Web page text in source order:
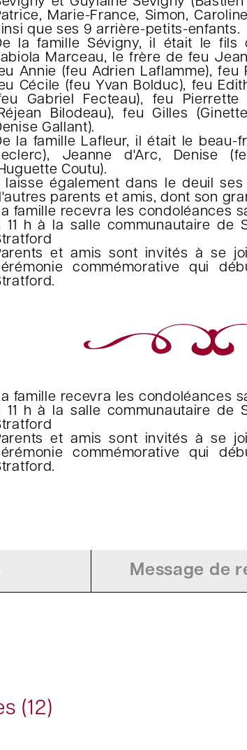
Marie-France, Simon,
que ses 9 arrière-petits-enfants.
la famille Sévigny, il était le
Marceau, le frère de feu
Annie (feu Adrien Laflamme), feu
Cécile (feu Yvan Bolduc), feu
Gabriel Fecteau), feu
Bilodeau), feu Gilles
Gallant).
la famille Lafleur, il était le beau-
Jeanne d'Arc, Denise
Coutu).
laisse également dans le deuil
parents et amis, dont son
famille recevra les condoléances
11 h à la salle communautaire de
et amis sont invités à se
commémorative qui
famille recevra les condoléances
11 h à la salle communautaire de
et amis sont invités à se
commémorative qui
Message de
(12)